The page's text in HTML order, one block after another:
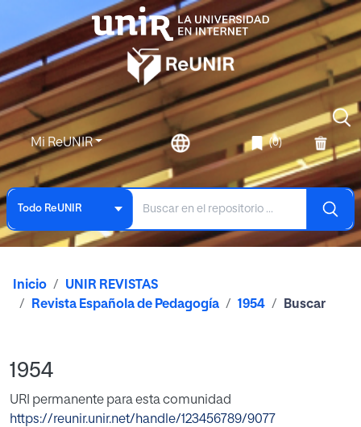
Mi ReUNIR (0)
Todo ReUNIR
Inicio
UNIR REVISTAS
Revista Española de Pedagogía
1954 Buscar
1954
URI permanente para esta comunidad
https://reunir.unir.net/handle/123456789/9077